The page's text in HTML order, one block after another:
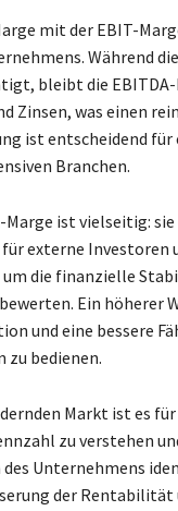
mit der EBIT-
Während
bleibt die
Zinsen, was einen
ist entscheidend
Branchen.
Marge ist vielseitig:
externe
die finanzielle
Ein höherer
und eine bessere
zu bedienen.
Markt ist es
zu verstehen
des Unternehmens
der